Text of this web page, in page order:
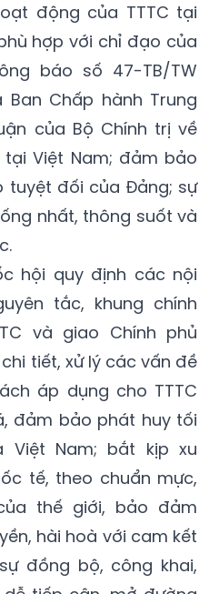
động của TTTC tại
hợp với chỉ đạo của
báo số 47-TB/TW
Ban Chấp hành Trung
của Bộ Chính trị về
tại Việt Nam; đảm bảo
tuyệt đối của Đảng; sự
nhất, thông suốt và
hội quy định các nội
tắc, khung chính
và giao Chính phủ
tiết, xử lý các vấn đề
áp dụng cho TTTC
đảm bảo phát huy tối
Nam; bắt kịp xu
tế, theo chuẩn mực,
thế giới, bảo đảm
hài hoà với cam kết
đồng bộ, công khai,